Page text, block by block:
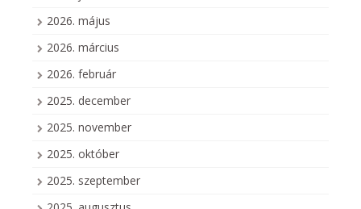
2026. május
2026. március
2026. február
2025. december
2025. november
2025. október
2025. szeptember